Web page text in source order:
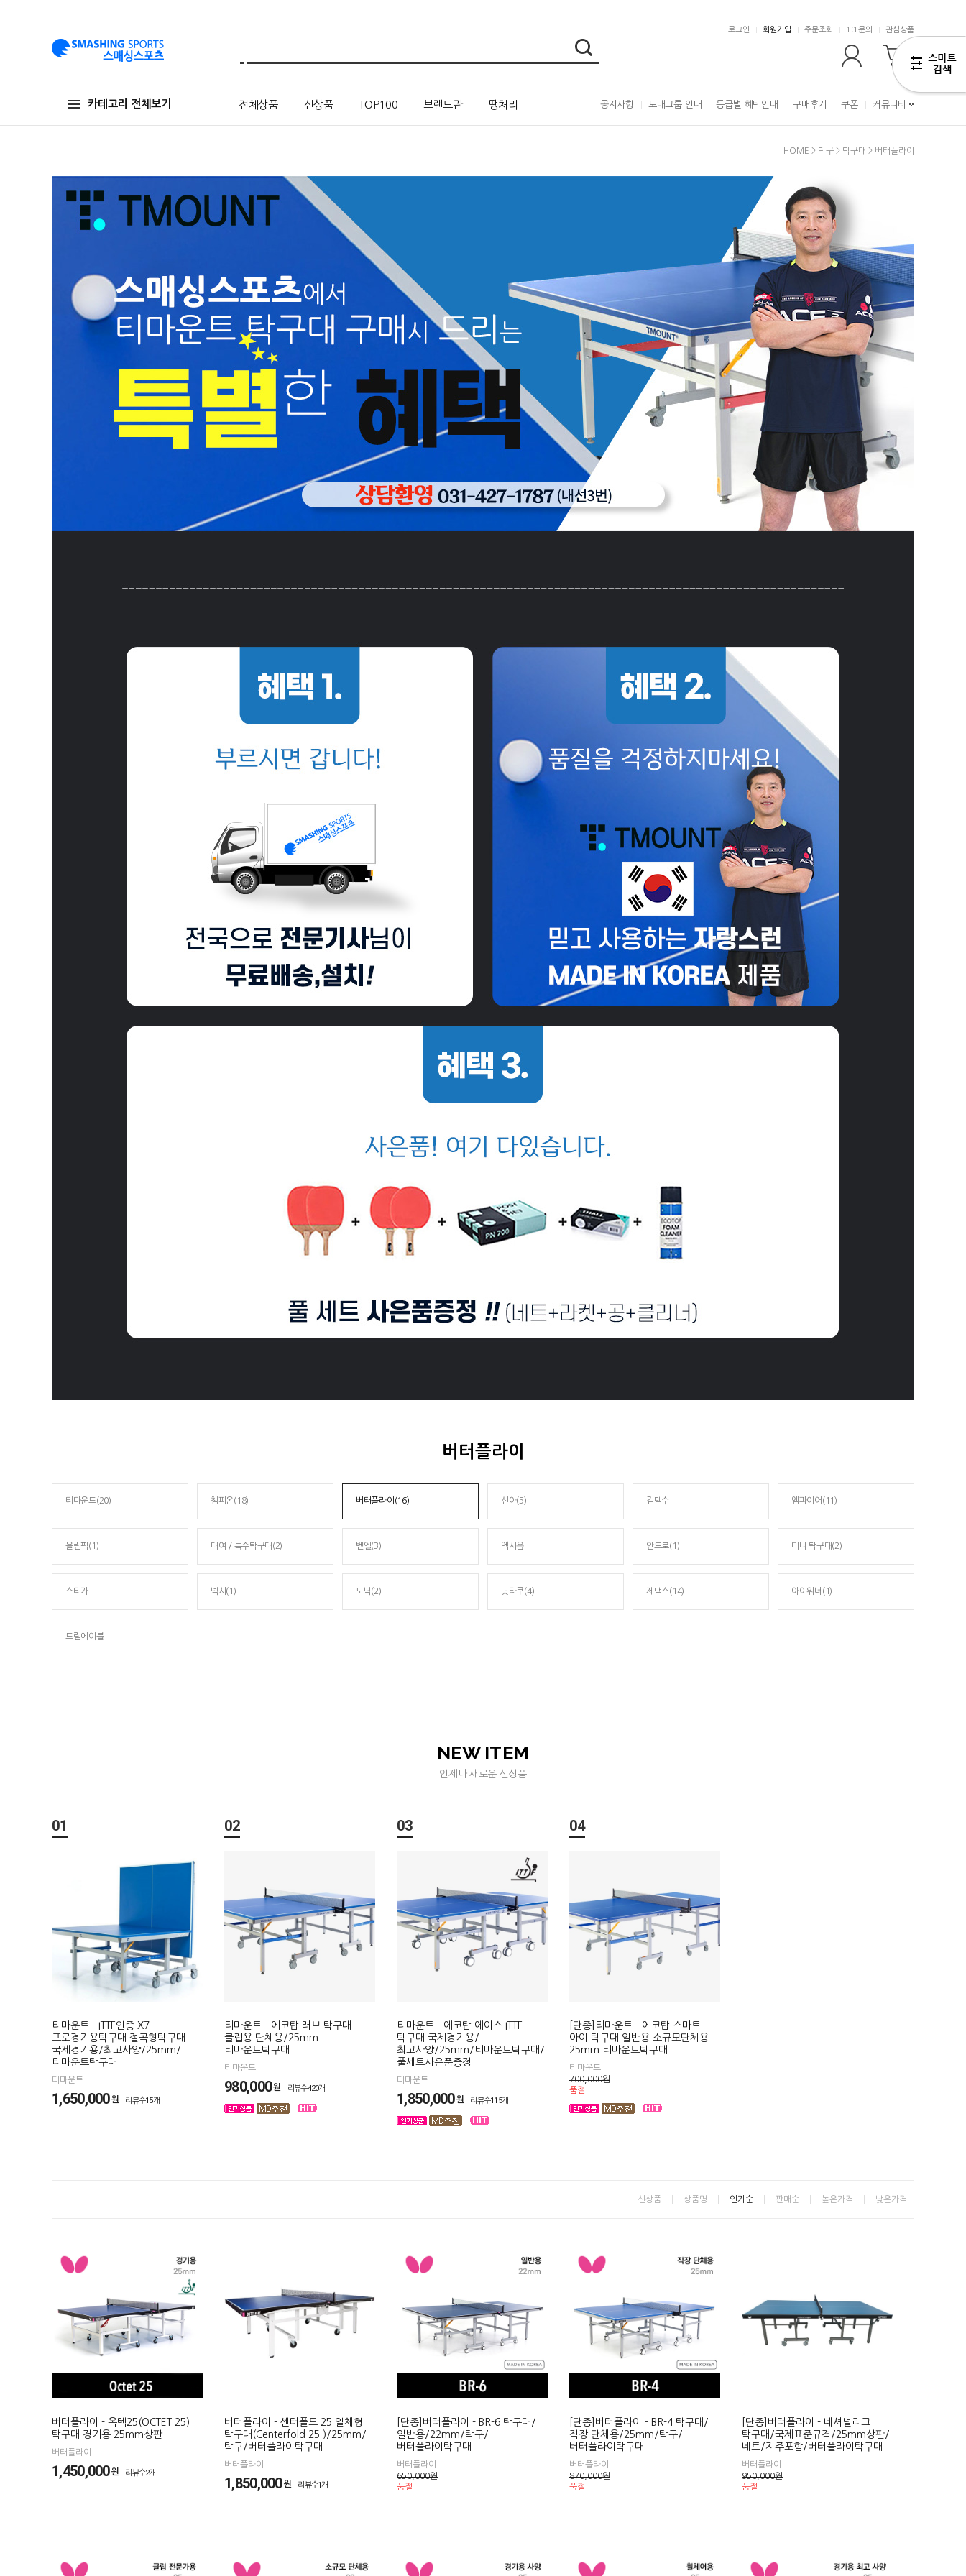
로그인 회원가입 주문조회 1:1문의 관심상품
카테고리 전체보기 전체상품 신상품 TOP100 브랜드관 땡처리 공지사항 도매그룹 안내 등급별 혜택안내 구매후기 쿠폰 커뮤니티
HOME > 탁구 > 탁구대 > 버터플라이
버터플라이
티마운트(20) 챔피온(18) 버터플라이(16) 신아(5) 김택수 엠파이어(11)
올림픽(1) 대여 / 특수탁구대(2) 벧엘(3) 엑시옴 안드로(1) 미니 탁구대(2)
스티가 넥시(1) 도닉(2) 닛타쿠(4) 제맥스(14) 아이워너(1)
드림에이블
NEW ITEM
언제나 새로운 신상품
01
티마운트 - ITTF인증 X7
프로경기용탁구대 절곡형탁구대
국제경기용/최고사양/25mm/
티마운트탁구대
티마운트
1,650,000원 리뷰수15개
02
티마운트 - 에코탑 러브 탁구대
클럽용 단체용/25mm
티마운트탁구대
티마운트
980,000원 리뷰수420개
03
티마운트 - 에코탑 에이스 ITTF
탁구대 국제경기용/
최고사양/25mm/티마운트탁구대/
풀세트사은품증정
티마운트
1,850,000원 리뷰수115개
04
[단종]티마운트 - 에코탑 스마트
아이 탁구대 일반용 소규모단체용
25mm 티마운트탁구대
티마운트
700,000원
품절
신상품 상품명 인기순 판매순 높은가격 낮은가격
버터플라이 - 옥텍25(OCTET 25)
탁구대 경기용 25mm상판
버터플라이
1,450,000원 리뷰수2개
버터플라이 - 센터폴드 25 일체형
탁구대(Centerfold 25 )/25mm/
탁구/버터플라이탁구대
버터플라이
1,850,000원 리뷰수1개
[단종]버터플라이 - BR-6 탁구대/
일반용/22mm/탁구/
버터플라이탁구대
버터플라이
650,000원
품절
[단종]버터플라이 - BR-4 탁구대/
직장 단체용/25mm/탁구/
버터플라이탁구대
버터플라이
870,000원
품절
[단종]버터플라이 - 네셔널리그
탁구대/국제표준규격/25mm상판/
네트/지주포함/버터플라이탁구대
버터플라이
950,000원
품절